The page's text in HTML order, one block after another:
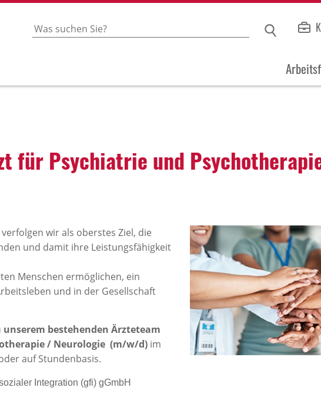
für Psych­i­a­trie und
wir als oberstes Ziel, die
und damit ihre Leistungsfähigkeit
Menschen ermöglichen, ein
und in der Gesellschaft
bestehenden Ärzteteam
/ Neurologie (m/w/d) im
auf Stundenbasis.
Integration (gfi) gGmbH